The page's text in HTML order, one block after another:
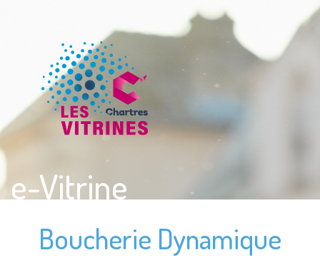
e-Vitrine
Boucherie Dynamique